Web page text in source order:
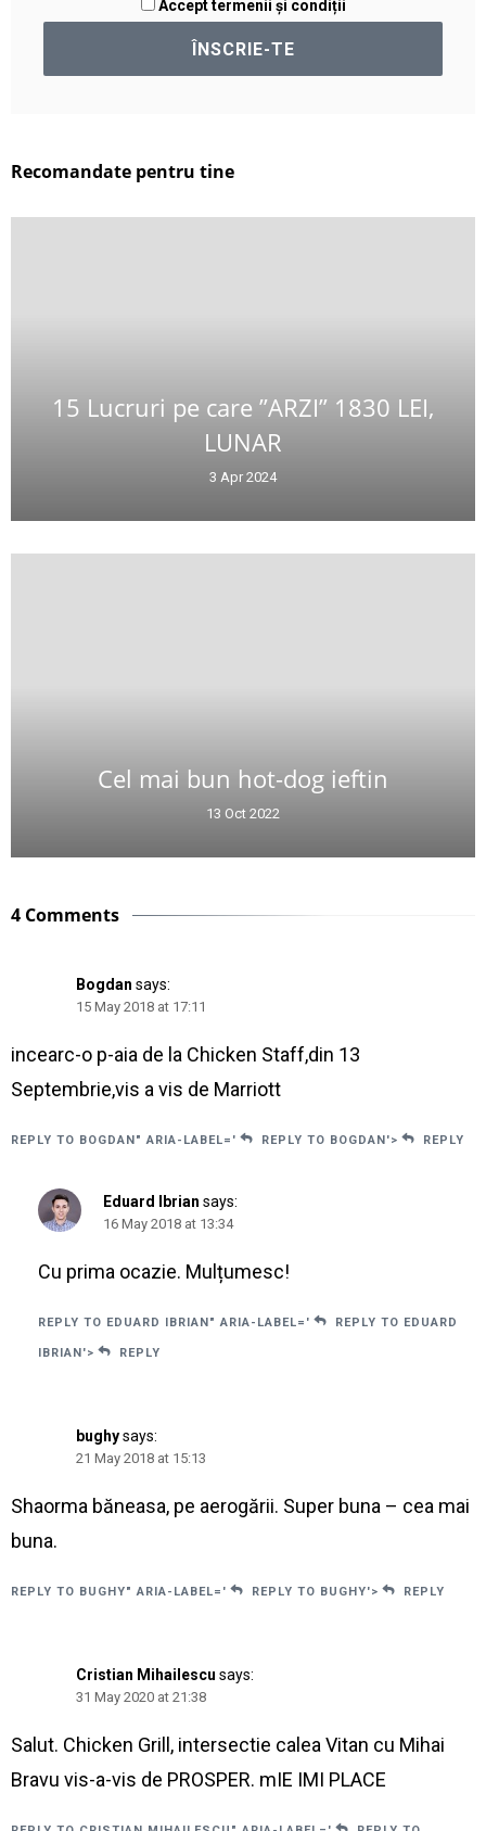
Accept termenii și condiții
Recomandate pentru tine
15 Lucruri pe care ”ARZI” 1830 LEI,
LUNAR
3 Apr 2024
Cel mai bun hot-dog ieftin
13 Oct 2022
4 Comments
Bogdan says:
15 May 2018 at 17:11
incearc-o p-aia de la Chicken Staff,din 13
Septembrie,vis a vis de Marriott
REPLY TO BOGDAN" ARIA-LABEL=' REPLY TO BOGDAN'> REPLY
Eduard Ibrian says:
16 May 2018 at 13:34
Cu prima ocazie. Mulțumesc!
REPLY TO EDUARD IBRIAN" ARIA-LABEL=' REPLY TO EDUARD
IBRIAN'> REPLY
bughysays:
21 May 2018 at 15:13
Shaorma băneasa, pe aerogării. Super buna – cea mai
buna.
REPLY TO BUGHY" ARIA-LABEL=' REPLY TO BUGHY'> REPLY
Cristian Mihailescu says:
31 May 2020 at 21:38
Salut. Chicken Grill, intersectie calea Vitan cu Mihai
Bravu vis-a-vis de PROSPER. mIE IMI PLACE